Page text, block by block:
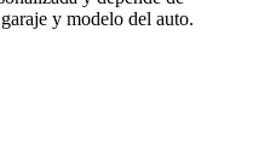
y modelo del auto.